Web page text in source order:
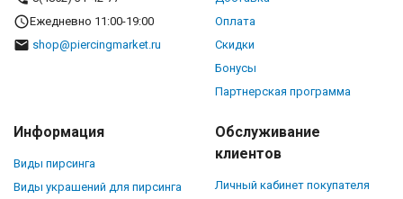
Ежедневно 11:00-19:00
shop@piercingmarket.ru
Оплата
Скидки
Бонусы
Партнерская программа
Информация
Виды пирсинга
Виды украшений для пирсинга
Обслуживание
клиентов
Личный кабинет покупателя